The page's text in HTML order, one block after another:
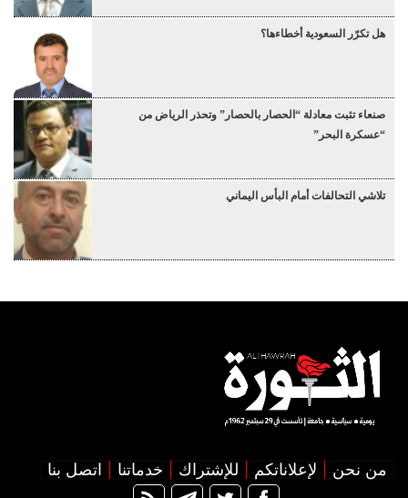
هل تكرّر السعودية أخطاءها؟
صنعاء تثبت معادلة “الحصار بالحصار” وتحذر الرياض من
“عسكرة البحر”
تلاشي التحالفات أمام البأس اليماني
من نحن لإعلاناتكم للإشتراك خدماتنا اتصل بنا